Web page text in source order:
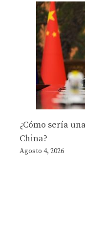
¿Cómo sería
China?
Agosto 4, 2026